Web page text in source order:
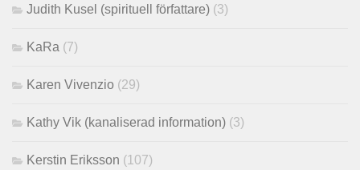
Judith Kusel (spirituell författare) (3)
KaRa (7)
Karen Vivenzio (29)
Kathy Vik (kanaliserad information) (3)
Kerstin Eriksson (107)